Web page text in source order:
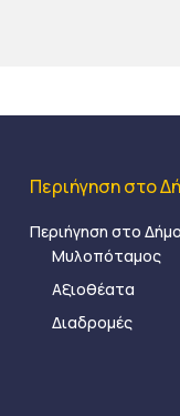
Περιήγηση στο
Περιήγηση στο Δήμο
Μυλοπόταμος
Αξιοθέατα
Διαδρομές